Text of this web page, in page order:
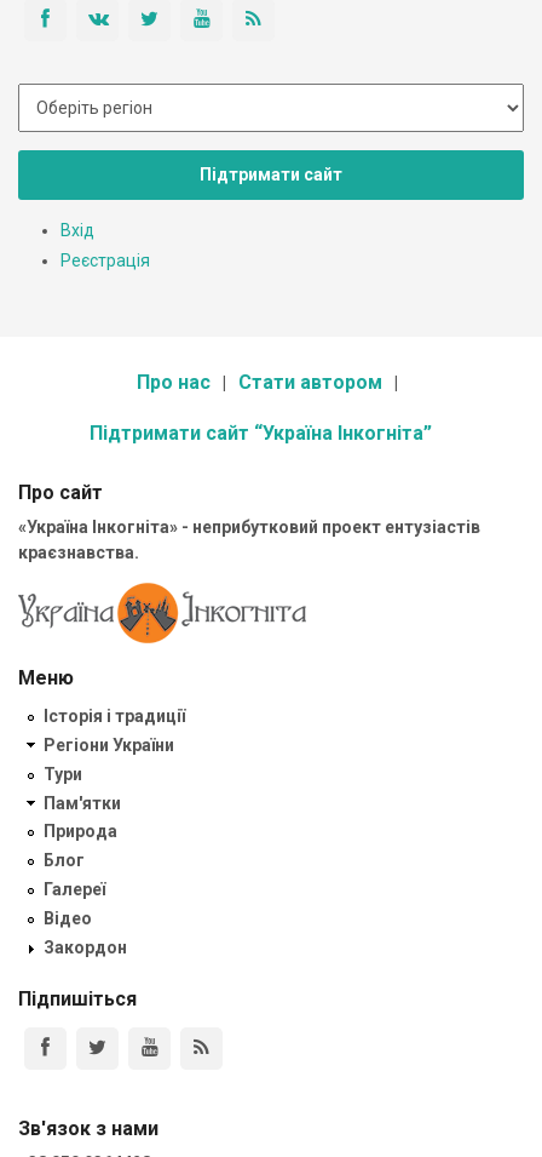
Підтримати сайт
Вхід
Реєстрація
Про нас Стати автором
Підтримати сайт “Україна Інкогніта”
Про сайт
«Україна Інкогніта» - неприбутковий проект ентузіастів
краєзнавства.
Меню
Історія і традиції
Регіони України
Тури
Пам'ятки
Природа
Блог
Галереї
Відео
Закордон
Підпишіться
Зв'язок з нами